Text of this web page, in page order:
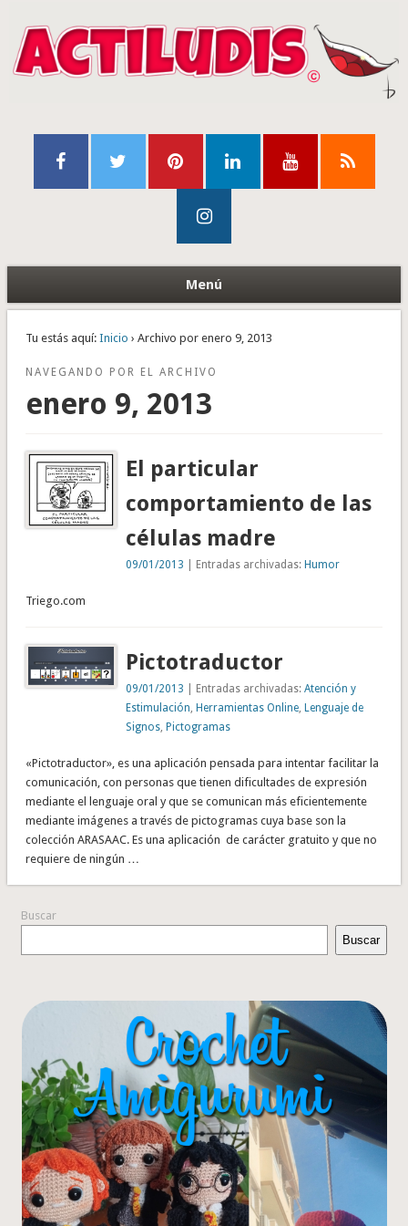
Menú
Tu estás aquí: Inicio › Archivo por enero 9, 2013
NAVEGANDO POR EL ARCHIVO
enero 9, 2013
El particular
comportamiento de las
células madre
09/01/2013 | Entradas archivadas:Humor
Triego.com
Pictotraductor
09/01/2013 | Entradas archivadas:Atención y
Estimulación ,Herramientas Online ,Lenguaje de
Signos ,Pictogramas
«Pictotraductor», es una aplicación pensada para intentar facilitar la
comunicación, con personas que tienen dificultades de expresión
mediante el lenguaje oral y que se comunican más eficientemente
mediante imágenes a través de pictogramas cuya base son la
colección ARASAAC. Es una aplicación de carácter gratuito y que no
requiere de ningún …
Buscar
Buscar